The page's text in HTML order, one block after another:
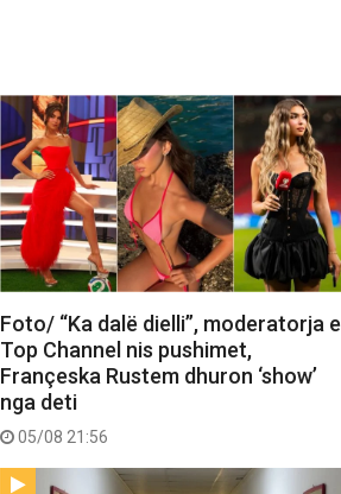
Foto/ “Ka dalë dielli”, moderatorja e
Top Channel nis pushimet,
Françeska Rustem dhuron ‘show’
nga deti
05/08 21:56